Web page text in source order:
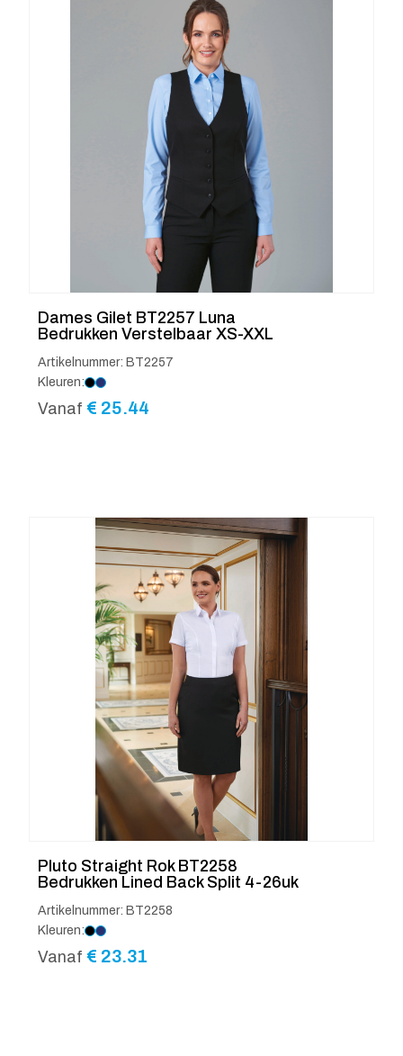
Dames Gilet BT2257 Luna
Bedrukken Verstelbaar XS-XXL
Artikelnummer: BT2257
Kleuren:
Vanaf € 25.44
Pluto Straight Rok BT2258
Bedrukken Lined Back Split 4-26uk
Artikelnummer: BT2258
Kleuren:
Vanaf € 23.31